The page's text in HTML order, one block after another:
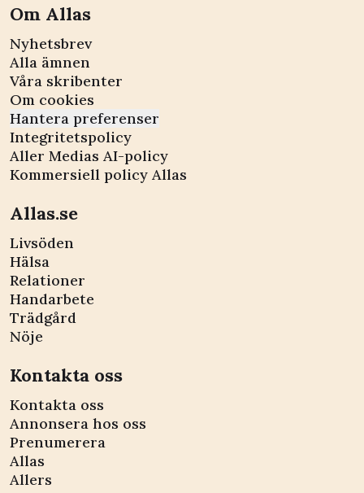
Om Allas
Nyhetsbrev
Alla ämnen
Våra skribenter
Om cookies
Hantera preferenser
Integritetspolicy
Aller Medias AI-policy
Kommersiell policy Allas
Allas.se
Livsöden
Hälsa
Relationer
Handarbete
Trädgård
Nöje
Kontakta oss
Kontakta oss
Annonsera hos oss
Prenumerera
Allas
Allers